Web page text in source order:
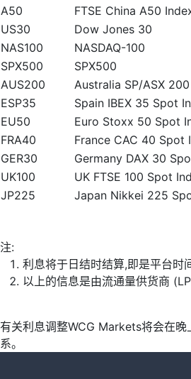
A50
FTSE China A50
US30
Dow Jones 30
NAS100
NASDAQ-100
SPX500
SPX500
AUS200
Australia SP/ASX
ESP35
Spain IBEX 35 Spot
EU50
Euro Stoxx 50 Spot
FRA40
France CAC 40 Spot
GER30
Germany DAX 30
UK100
UK FTSE 100 Spot
JP225
Japan Nikkei 225
注:
利息将于日结时结算,即是平台时
以上的信息是由流通量供货商
有关利息调整WCG Markets将会在
系。